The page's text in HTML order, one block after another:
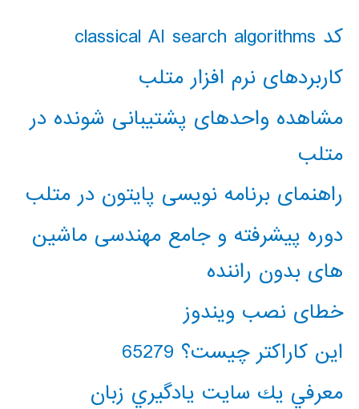
کد classical AI search algorithms
کاربردهای نرم افزار متلب
مشاهده واحدهای پشتیبانی شونده در
متلب
راهنمای برنامه نویسی پایتون در متلب
دوره پیشرفته و جامع مهندسی ماشین
های بدون راننده
خطای نصب ویندوز
این کاراکتر چیست؟ 65279
معرفي يك سايت يادگيري زبان